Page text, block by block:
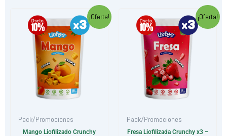
: Tarwi de los Andes Peruanos, Camu Camu de la Amazonía y
Maca Roja de Junín
¡Oferta!
Pack/Promociones
Mango Liofilizado Crunchy
precio
original
era:
S/ 37.50.
El
precio
actual
¡Oferta!
Pack/Promociones
Fresa Liofilizada Crunchy x3 –
precio
original
era:
S/ 37.50.
El
precio
actual